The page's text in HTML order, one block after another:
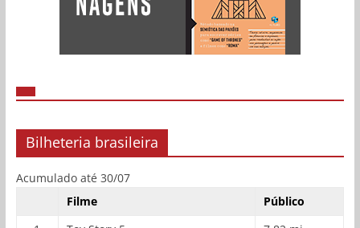
Bilheteria brasileira
Acumulado até 30/07
Filme
Público